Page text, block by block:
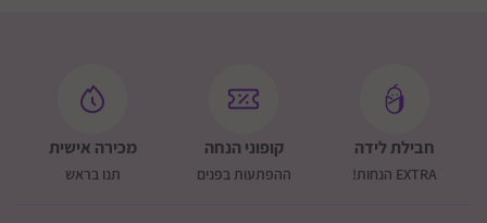
חבילת לידה
EXTRA הנחות!
קופוני הנחה
ההפתעות בפנים
מכירה אישית
תנו בראש